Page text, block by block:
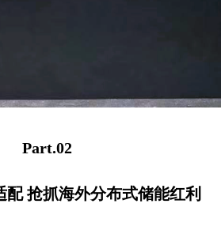
Part.02
配 抢抓海外分布式储能红利